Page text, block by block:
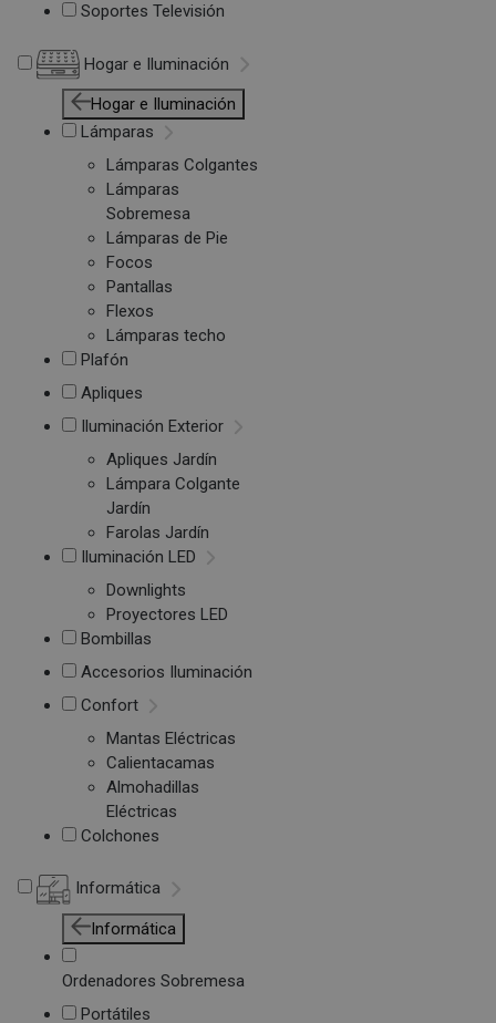
Soportes Televisión
Hogar e Iluminación
Hogar e Iluminación
Lámparas
Lámparas Colgantes
Lámparas
Sobremesa
Lámparas de Pie
Focos
Pantallas
Flexos
Lámparas techo
Plafón
Apliques
Iluminación Exterior
Apliques Jardín
Lámpara Colgante
Jardín
Farolas Jardín
Iluminación LED
Downlights
Proyectores LED
Bombillas
Accesorios Iluminación
Confort
Mantas Eléctricas
Calientacamas
Almohadillas
Eléctricas
Colchones
Informática
Informática
Ordenadores Sobremesa
Portátiles